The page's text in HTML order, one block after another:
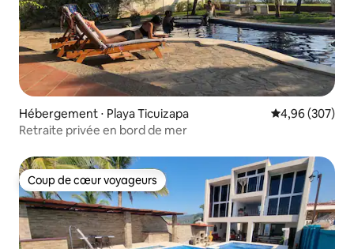
Hébergement ⋅ Playa Ticuizapa Évaluation
4,96 (307)
Retraite privée en bord de mer
Coup de cœur voyageurs
Coup de cœur voyageurs